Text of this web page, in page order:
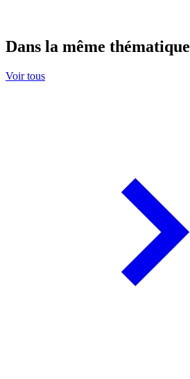
Dans la même thématique
Voir tous